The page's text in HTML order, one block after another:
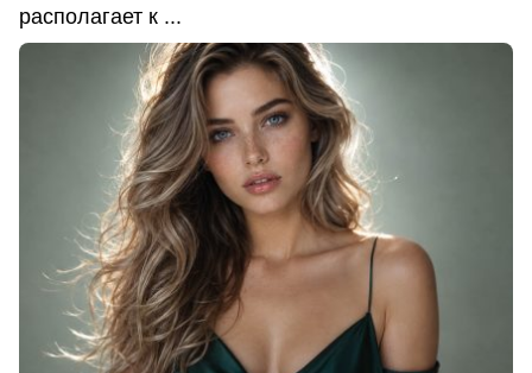
располагает к ...